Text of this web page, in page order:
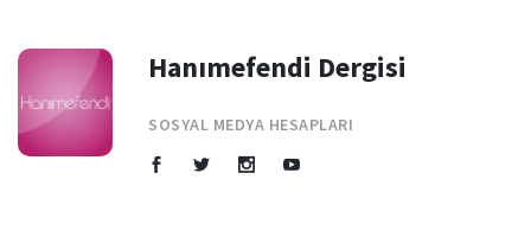
Hanımefendi Dergisi
SOSYAL MEDYA HESAPLARI